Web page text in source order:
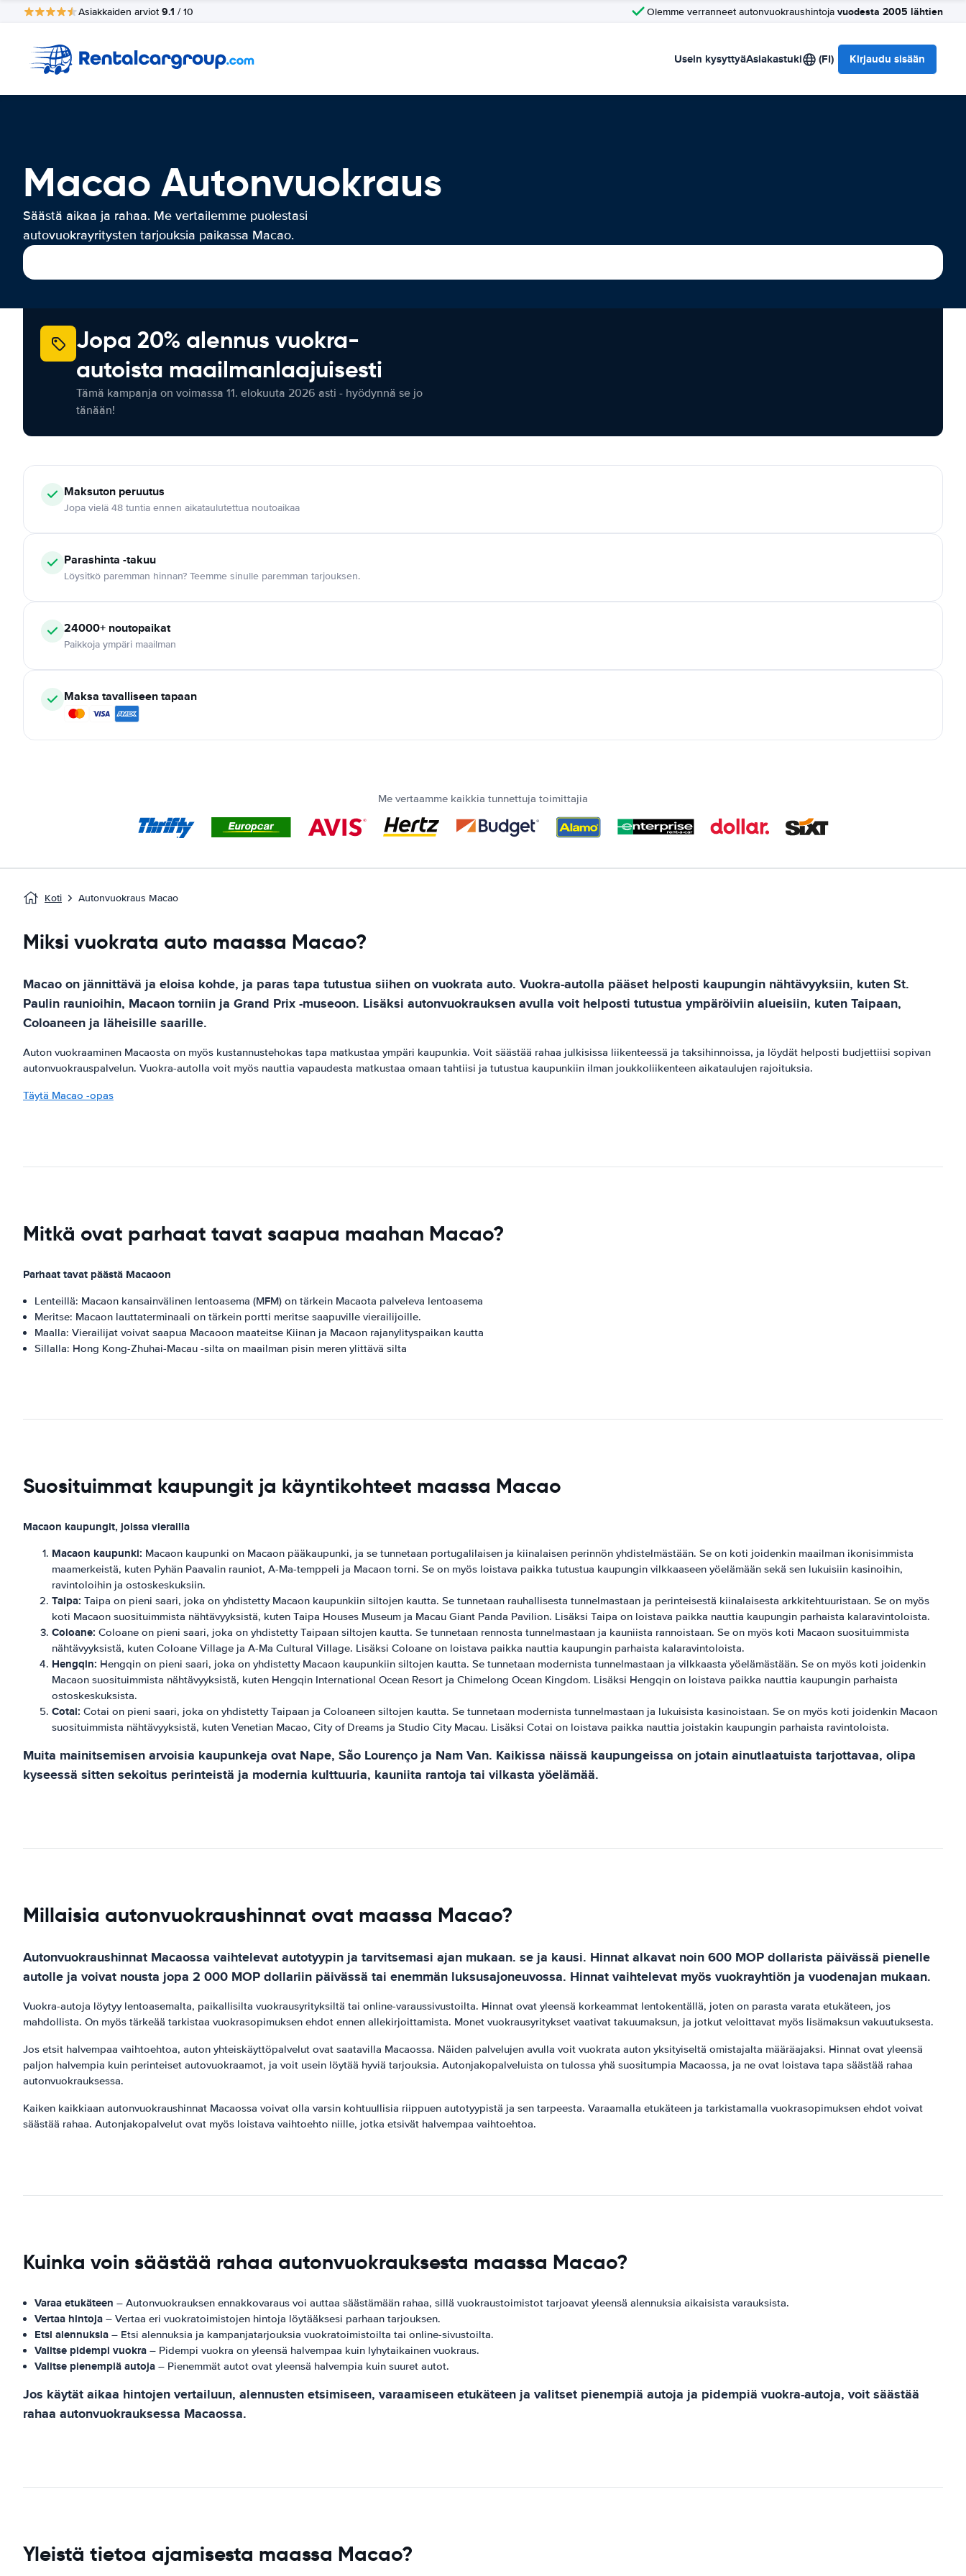
Asiakkaiden arviot 9.1 / 10 Olemme verranneet autonvuokraushintoja vuodesta 2005 lähtien
Usein kysyttyäAsiakastuki (FI) Kirjaudu sisään
Macao Autonvuokraus
Säästä aikaa ja rahaa. Me vertailemme puolestasi
autovuokrayritysten tarjouksia paikassa Macao.
Jopa 20% alennus vuokra-
autoista maailmanlaajuisesti
Tämä kampanja on voimassa 11. elokuuta 2026 asti - hyödynnä se jo
tänään!
Maksuton peruutus
Jopa vielä 48 tuntia ennen aikataulutettua noutoaikaa
Parashinta -takuu
Löysitkö paremman hinnan? Teemme sinulle paremman tarjouksen.
24000+ noutopaikat
Paikkoja ympäri maailman
Maksa tavalliseen tapaan
Me vertaamme kaikkia tunnettuja toimittajia
Koti Autonvuokraus Macao
Miksi vuokrata auto maassa Macao?
Macao on jännittävä ja eloisa kohde, ja paras tapa tutustua siihen on vuokrata auto. Vuokra-autolla pääset helposti kaupungin nähtävyyksiin, kuten St.
Paulin raunioihin, Macaon torniin ja Grand Prix -museoon. Lisäksi autonvuokrauksen avulla voit helposti tutustua ympäröiviin alueisiin, kuten Taipaan,
Coloaneen ja läheisille saarille.
Auton vuokraaminen Macaosta on myös kustannustehokas tapa matkustaa ympäri kaupunkia. Voit säästää rahaa julkisissa liikenteessä ja taksihinnoissa, ja löydät helposti budjettiisi sopivan
autonvuokrauspalvelun. Vuokra-autolla voit myös nauttia vapaudesta matkustaa omaan tahtiisi ja tutustua kaupunkiin ilman joukkoliikenteen aikataulujen rajoituksia.
Täytä Macao -opas
Mitkä ovat parhaat tavat saapua maahan Macao?
Parhaat tavat päästä Macaoon
Lenteillä: Macaon kansainvälinen lentoasema (MFM) on tärkein Macaota palveleva lentoasema
Meritse: Macaon lauttaterminaali on tärkein portti meritse saapuville vierailijoille.
Maalla: Vierailijat voivat saapua Macaoon maateitse Kiinan ja Macaon rajanylityspaikan kautta
Sillalla: Hong Kong-Zhuhai-Macau -silta on maailman pisin meren ylittävä silta
Suosituimmat kaupungit ja käyntikohteet maassa Macao
Macaon kaupungit, joissa vierailla
Macaon kaupunki: Macaon kaupunki on Macaon pääkaupunki, ja se tunnetaan portugalilaisen ja kiinalaisen perinnön yhdistelmästään. Se on koti joidenkin maailman ikonisimmista
maamerkeistä, kuten Pyhän Paavalin rauniot, A-Ma-temppeli ja Macaon torni. Se on myös loistava paikka tutustua kaupungin vilkkaaseen yöelämään sekä sen lukuisiin kasinoihin,
ravintoloihin ja ostoskeskuksiin.
Taipa: Taipa on pieni saari, joka on yhdistetty Macaon kaupunkiin siltojen kautta. Se tunnetaan rauhallisesta tunnelmastaan ​​ja perinteisestä kiinalaisesta arkkitehtuuristaan. Se on myös
koti Macaon suosituimmista nähtävyyksistä, kuten Taipa Houses Museum ja Macau Giant Panda Pavilion. Lisäksi Taipa on loistava paikka nauttia kaupungin parhaista kalaravintoloista.
Coloane: Coloane on pieni saari, joka on yhdistetty Taipaan siltojen kautta. Se tunnetaan rennosta tunnelmastaan ​​ja kauniista rannoistaan. Se on myös koti Macaon suosituimmista
nähtävyyksistä, kuten Coloane Village ja A-Ma Cultural Village. Lisäksi Coloane on loistava paikka nauttia kaupungin parhaista kalaravintoloista.
Hengqin: Hengqin on pieni saari, joka on yhdistetty Macaon kaupunkiin siltojen kautta. Se tunnetaan modernista tunnelmastaan ​​ja vilkkaasta yöelämästään. Se on myös koti joidenkin
Macaon suosituimmista nähtävyyksistä, kuten Hengqin International Ocean Resort ja Chimelong Ocean Kingdom. Lisäksi Hengqin on loistava paikka nauttia kaupungin parhaista
ostoskeskuksista.
Cotai: Cotai on pieni saari, joka on yhdistetty Taipaan ja Coloaneen siltojen kautta. Se tunnetaan modernista tunnelmastaan ​​ja lukuisista kasinoistaan. Se on myös koti joidenkin Macaon
suosituimmista nähtävyyksistä, kuten Venetian Macao, City of Dreams ja Studio City Macau. Lisäksi Cotai on loistava paikka nauttia joistakin kaupungin parhaista ravintoloista.
Muita mainitsemisen arvoisia kaupunkeja ovat Nape, São Lourenço ja Nam Van. Kaikissa näissä kaupungeissa on jotain ainutlaatuista tarjottavaa, olipa
kyseessä sitten sekoitus perinteistä ja modernia kulttuuria, kauniita rantoja tai vilkasta yöelämää.
Millaisia autonvuokraushinnat ovat maassa Macao?
Autonvuokraushinnat Macaossa vaihtelevat autotyypin ja tarvitsemasi ajan mukaan. se ja kausi. Hinnat alkavat noin 600 MOP dollarista päivässä pienelle
autolle ja voivat nousta jopa 2 000 MOP dollariin päivässä tai enemmän luksusajoneuvossa. Hinnat vaihtelevat myös vuokrayhtiön ja vuodenajan mukaan.
Vuokra-autoja löytyy lentoasemalta, paikallisilta vuokrausyrityksiltä tai online-varaussivustoilta. Hinnat ovat yleensä korkeammat lentokentällä, joten on parasta varata etukäteen, jos
mahdollista. On myös tärkeää tarkistaa vuokrasopimuksen ehdot ennen allekirjoittamista. Monet vuokrausyritykset vaativat takuumaksun, ja jotkut veloittavat myös lisämaksun vakuutuksesta.
Jos etsit halvempaa vaihtoehtoa, auton yhteiskäyttöpalvelut ovat saatavilla Macaossa. Näiden palvelujen avulla voit vuokrata auton yksityiseltä omistajalta määräajaksi. Hinnat ovat yleensä
paljon halvempia kuin perinteiset autovuokraamot, ja voit usein löytää hyviä tarjouksia. Autonjakopalveluista on tulossa yhä suositumpia Macaossa, ja ne ovat loistava tapa säästää rahaa
autonvuokrauksessa.
Kaiken kaikkiaan autonvuokraushinnat Macaossa voivat olla varsin kohtuullisia riippuen autotyypistä ja sen tarpeesta. Varaamalla etukäteen ja tarkistamalla vuokrasopimuksen ehdot voivat
säästää rahaa. Autonjakopalvelut ovat myös loistava vaihtoehto niille, jotka etsivät halvempaa vaihtoehtoa.
Kuinka voin säästää rahaa autonvuokrauksesta maassa Macao?
Varaa etukäteen – Autonvuokrauksen ennakkovaraus voi auttaa säästämään rahaa, sillä vuokraustoimistot tarjoavat yleensä alennuksia aikaisista varauksista.
Vertaa hintoja – Vertaa eri vuokratoimistojen hintoja löytääksesi parhaan tarjouksen.
Etsi alennuksia – Etsi alennuksia ja kampanjatarjouksia vuokratoimistoilta tai online-sivustoilta.
Valitse pidempi vuokra – Pidempi vuokra on yleensä halvempaa kuin lyhytaikainen vuokraus.
Valitse pienempiä autoja – Pienemmät autot ovat yleensä halvempia kuin suuret autot.
Jos käytät aikaa hintojen vertailuun, alennusten etsimiseen, varaamiseen etukäteen ja valitset pienempiä autoja ja pidempiä vuokra-autoja, voit säästää
rahaa autonvuokrauksessa Macaossa.
Yleistä tietoa ajamisesta maassa Macao?